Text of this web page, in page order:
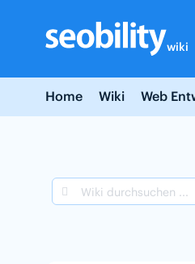
content
wiki
Home Wiki Web